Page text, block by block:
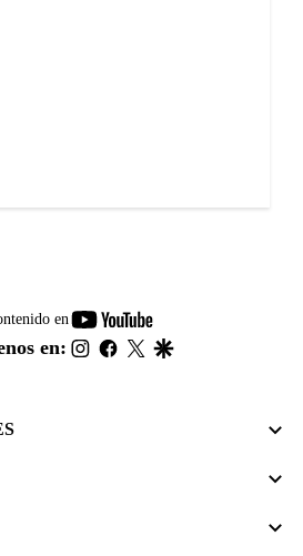
en
youtube-
footer
en: instagram
facebook
twitter